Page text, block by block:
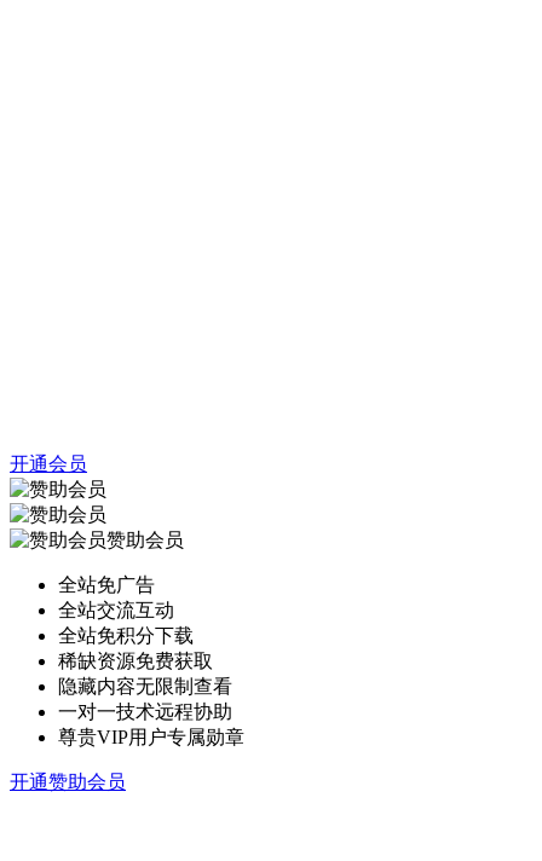
开通会员
赞助会员
全站免广告
全站交流互动
全站免积分下载
稀缺资源免费获取
隐藏内容无限制查看
一对一技术远程协助
尊贵VIP用户专属勋章
开通赞助会员